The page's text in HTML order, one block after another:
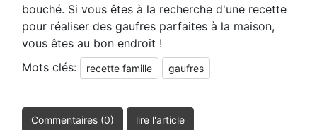
bouché. Si vous êtes à la recherche d'une recette
pour réaliser des gaufres parfaites à la maison,
vous êtes au bon endroit !
Mots clés:
recette famille gaufres
Commentaires (0) lire l'article